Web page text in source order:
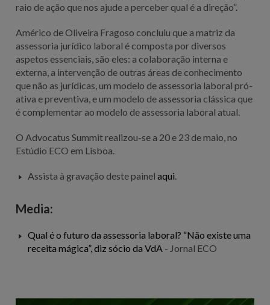
raio de ação que nos ajude a perceber qual é a direção”.
Américo de Oliveira Fragoso concluiu que a matriz da
assessoria jurídico laboral é composta por diversos
aspetos essenciais, são eles: a colaboração interna e
externa, a intervenção de outras áreas de conhecimento
que não as jurídicas, um modelo de assessoria laboral pró-
ativa e preventiva, e um modelo de assessoria clássica que
é complementar ao modelo de assessoria laboral atual.
O Advocatus Summit realizou-se a 20 e 23 de maio, no
Estúdio ECO em Lisboa.
Assista à gravação deste painel aqui
Media:
Qual é o futuro da assessoria laboral? “Não existe uma
receita mágica”, diz sócio da VdA - Jornal ECO